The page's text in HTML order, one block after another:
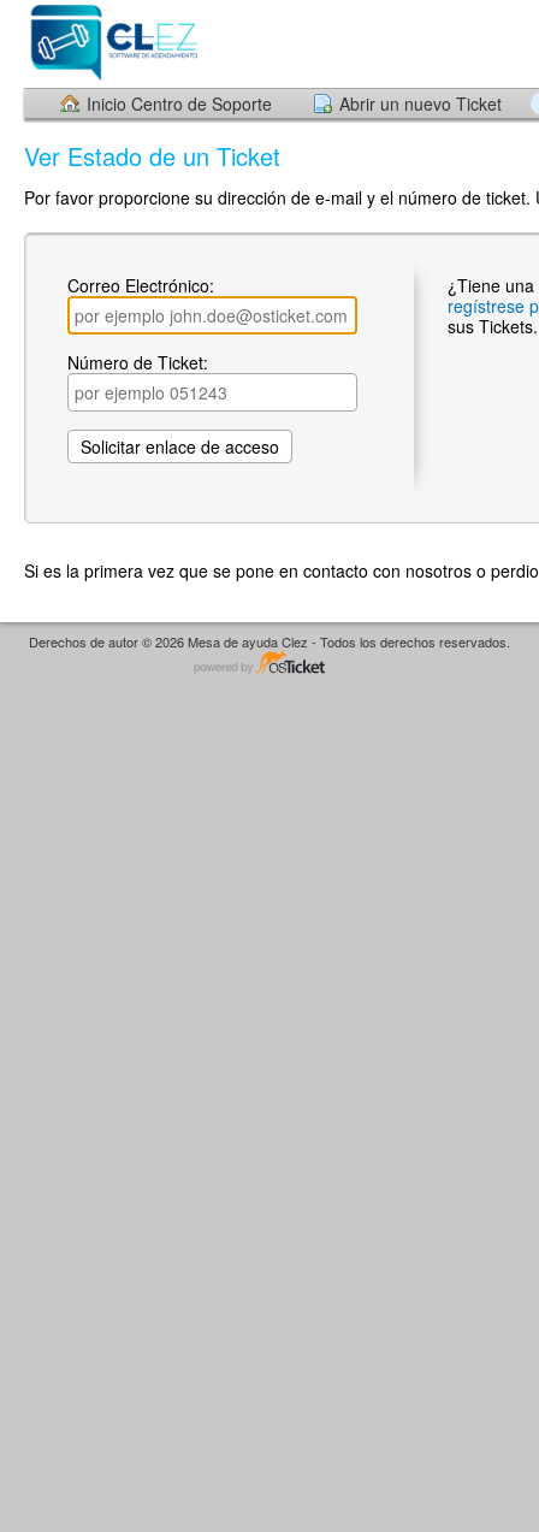
Inicio Centro de Soporte Abrir un nuevo Ticket
Ver Estado de un Ticket
Por favor proporcione su dirección de e-mail y el número de
Correo Electrónico:
Número de Ticket:
¿Tiene
regístrese
sus Tickets.
Si es la primera vez que se pone en contacto con nosotros o
Derechos de autor © 2026 Mesa de ayuda Clez - Todos los derechos reservados.